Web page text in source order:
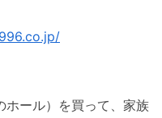
ホール）を買って、家族